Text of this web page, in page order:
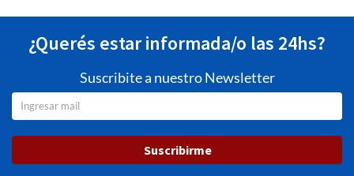
¿Querés estar informada/o las 24hs?
Suscribite a nuestro Newsletter
Suscribirme